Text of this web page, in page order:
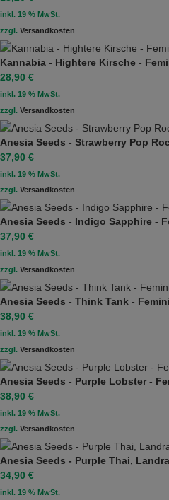
inkl. 19 % MwSt.
zzgl. Versandkosten
Kannabia - Hightere Kirsche -
28,90 €
inkl. 19 % MwSt.
zzgl. Versandkosten
Anesia Seeds - Strawberry Pop
37,90 €
inkl. 19 % MwSt.
zzgl. Versandkosten
Anesia Seeds - Indigo Sapphire -
37,90 €
inkl. 19 % MwSt.
zzgl. Versandkosten
Anesia Seeds - Think Tank -
38,90 €
inkl. 19 % MwSt.
zzgl. Versandkosten
Anesia Seeds - Purple Lobster -
38,90 €
inkl. 19 % MwSt.
zzgl. Versandkosten
Anesia Seeds - Purple Thai,
34,90 €
inkl. 19 % MwSt.